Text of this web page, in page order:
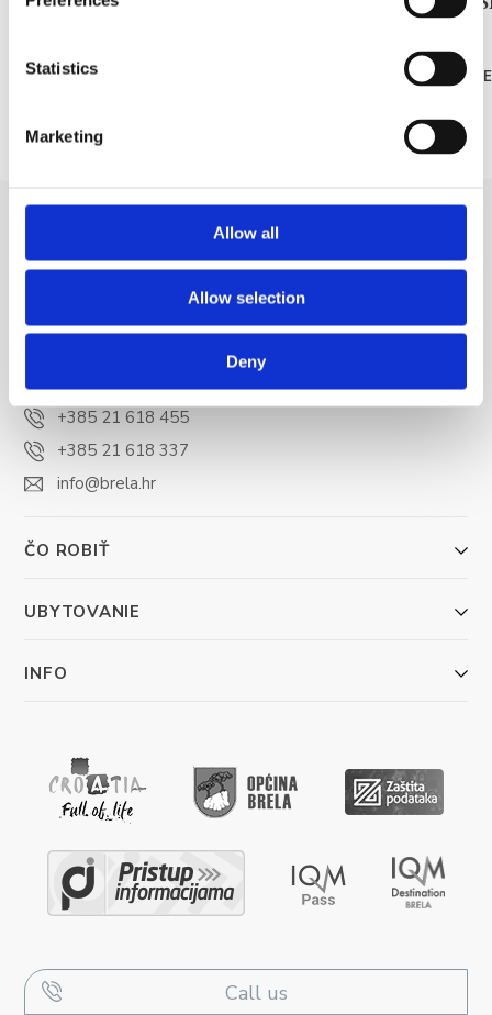
Statistics
Marketing
Allow all
Allow selection
Deny
READ MORE
Trg Alojzija Stepinca 10, 21322 Brela
+385 21 618 455
+385 21 618 337
info@brela.hr
ČO ROBIŤ
UBYTOVANIE
INFO
Call us